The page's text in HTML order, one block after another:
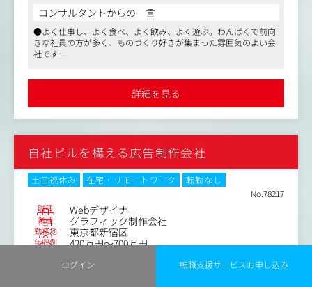
ログイン 転職支援サービスお申し込み
ebコンテンツ、SNSコンテンツ等）
・XRを活用したデジタルコンテンツ
・イベントブースやグッズ など
＜制作事例＞
の認知拡大ブランディング／社団法人のリブランディング
のリブランディング
・体験設計：大手百貨店でのイベントでの回遊施策、アプ
リ開発
・自社開発サービス：大手インターネット会社のバーチャ
ル展示会システムへの展開・提案
価値を提供し続けています。
案件のほとんどが国内外の大手企業との直接取引のためや
りがいが大きく、このようなプロジェクトの中で戦略・企
画段階から携わり、UXデザイン、情報設計、UIデザインな
コンサルタントからの一言
●よく仕事し、よく食べ、よく飲み、よく遊ぶ。わんぱくで前向
きな社員の方が多く、ものづくり好きが集まった雰囲気のよい会
社です
●Web制作に限らずアウトプットがインタラクティブコンテンツ
や動画、グラフィック、イベントなどに及ぶこともあります
詳細を見る
自社ビルを構える広告制作会社
土日祝休み 在宅・リモートワーク
転勤なし
No.78217
職種 Webデザイナー
業種 グラフィック制作会社
勤務地 東京都新宿区
年収例
420万円～700万円
職務内容